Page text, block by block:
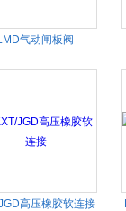
气动闸板阀
高压橡胶软连接